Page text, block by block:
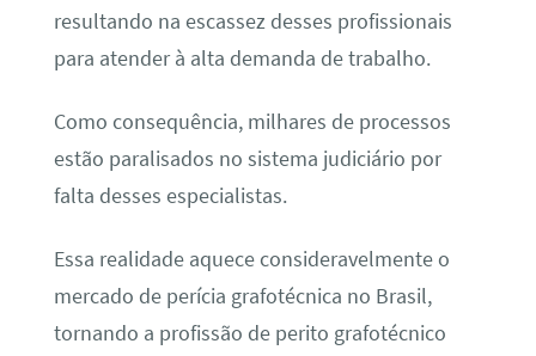
resultando na escassez desses profissionais
para atender à alta demanda de trabalho.
Como consequência, milhares de processos
estão paralisados no sistema judiciário por
falta desses especialistas.
Essa realidade aquece consideravelmente o
mercado de perícia grafotécnica no Brasil,
tornando a profissão de perito grafotécnico